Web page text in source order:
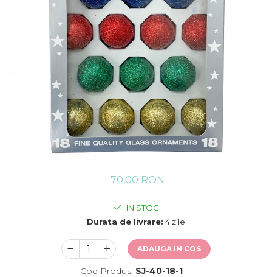
70,00 RON
IN STOC
Durata de livrare: 4 zile
ADAUGA IN COS
Cod Produs: SJ-40-18-1